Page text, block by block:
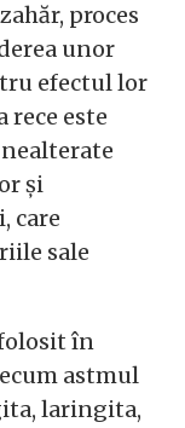
proces
unor
efectul lor
rece este
și
care
sale
în
astmul
laringita,